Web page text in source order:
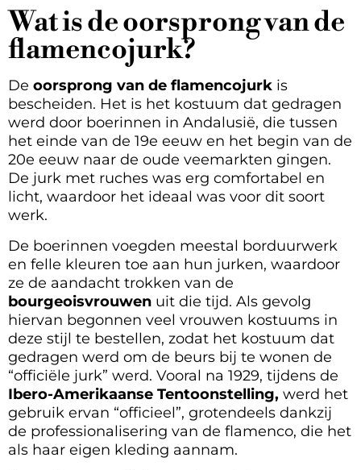
Wat is de oorsprong van de
flamencojurk?
De oorsprong van de flamencojurk is
bescheiden. Het is het kostuum dat gedragen
werd door boerinnen in Andalusië, die tussen
het einde van de 19e eeuw en het begin van de
20e eeuw naar de oude veemarkten gingen.
De jurk met ruches was erg comfortabel en
licht, waardoor het ideaal was voor dit soort
werk.
De boerinnen voegden meestal borduurwerk
en felle kleuren toe aan hun jurken, waardoor
ze de aandacht trokken van de
bourgeoisvrouwen uit die tijd. Als gevolg
hiervan begonnen veel vrouwen kostuums in
deze stijl te bestellen, zodat het kostuum dat
gedragen werd om de beurs bij te wonen de
“officiële jurk” werd. Vooral na 1929, tijdens de
Ibero-Amerikaanse Tentoonstelling, werd het
gebruik ervan “officieel”, grotendeels dankzij
de professionalisering van de flamenco, die het
als haar eigen kleding aannam.